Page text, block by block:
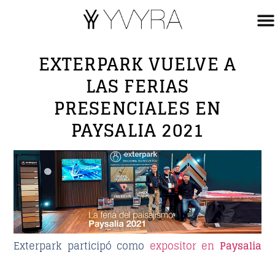
EXTERPARK VUELVE A
LAS FERIAS
PRESENCIALES EN
PAYSALIA 2021
Exterpark participó como expositor en Paysalia